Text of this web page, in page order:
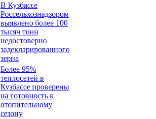
В Кузбассе
Россельхознадзором
выявлено более 100
тысяч тонн
недостоверно
задекларированного
зерна
Более 95%
теплосетей в
Кузбассе проверены
на готовность к
отопительному
сезону